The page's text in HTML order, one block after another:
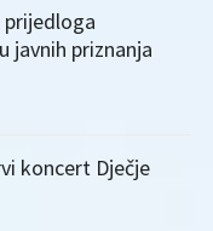
prijedloga
javnih priznanja
koncert Dječje